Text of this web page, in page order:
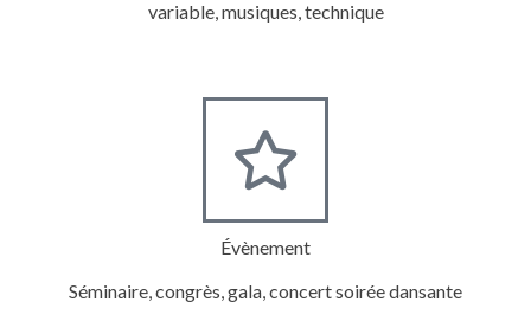
variable, musiques, technique
Évènement
Séminaire, congrès, gala, concert soirée dansante